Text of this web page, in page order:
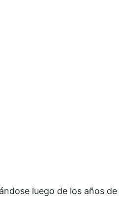
luego de los años